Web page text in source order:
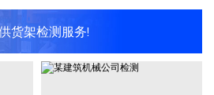
货架检测服务!